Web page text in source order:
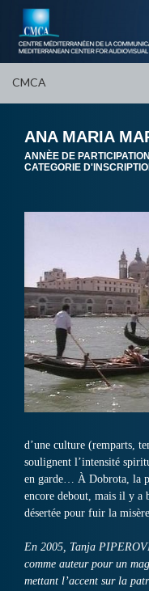
CMCA
ANA MARIA
ANNÈE DE
CATEGORIE
d’une culture (remparts,
soulignent l’intensité
en garde… À Dobrota, la
encore debout, mais il y a
désertée pour fuir la
En 2005, Tanja
comme auteur pour un
mettant l’accent sur la